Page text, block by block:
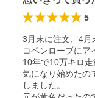
5
3月末に注文、4月
コペンローブにア
10年で10万キロ
気になり始めたの
しました。